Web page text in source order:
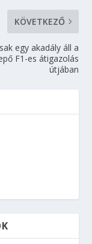
KÖVETKEZŐ
egy akadály áll a
F1-es átigazolás
útjában